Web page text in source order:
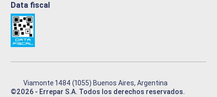
Data fiscal
Viamonte 1484 (1055) Buenos Aires, Argentina
©2026 - Errepar S.A. Todos los derechos reservados.